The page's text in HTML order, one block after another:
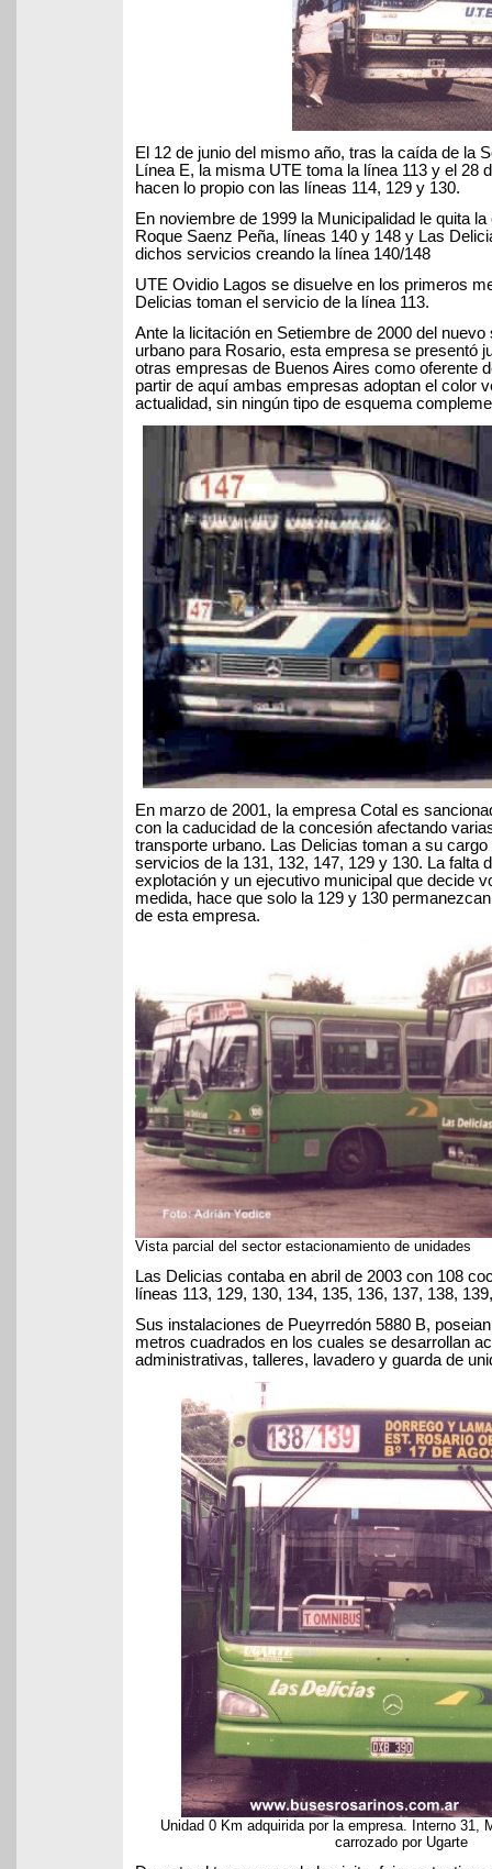
El 12 de junio del mismo año, tras la caída de la
Línea E, la misma UTE toma la línea 113 y el 28
hacen lo propio con las líneas 114, 129 y 130.
En noviembre de 1999 la Municipalidad le quita
Roque Saenz Peña, líneas 140 y 148 y Las
dichos servicios creando la línea 140/148
UTE Ovidio Lagos se disuelve en los primeros
Delicias toman el servicio de la línea 113.
Ante la licitación en Setiembre de 2000 del
urbano para Rosario, esta empresa se presentó
otras empresas de Buenos Aires como oferente
partir de aquí ambas empresas adoptan el color
actualidad, sin ningún tipo de esquema
En marzo de 2001, la empresa Cotal es
con la caducidad de la concesión afectando
transporte urbano. Las Delicias toman a su
servicios de la 131, 132, 147, 129 y 130. La falta
explotación y un ejecutivo municipal que decide
medida, hace que solo la 129 y 130
de esta empresa.
Vista parcial del sector estacionamiento de unidades
Las Delicias contaba en abril de 2003 con 108
líneas 113, 129, 130, 134, 135, 136, 137, 138,
Sus instalaciones de Pueyrredón 5880 B,
metros cuadrados en los cuales se desarrollan
administrativas, talleres, lavadero y guarda de
Unidad 0 Km adquirida por la empresa. Interno 31,
carrozado por Ugarte